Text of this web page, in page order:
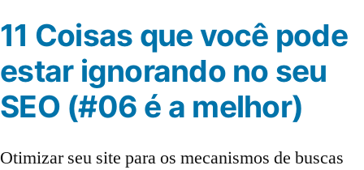
11 Coisas que você pode
estar ignorando no seu
SEO (#06 é a melhor)
Otimizar seu site para os mecanismos de buscas